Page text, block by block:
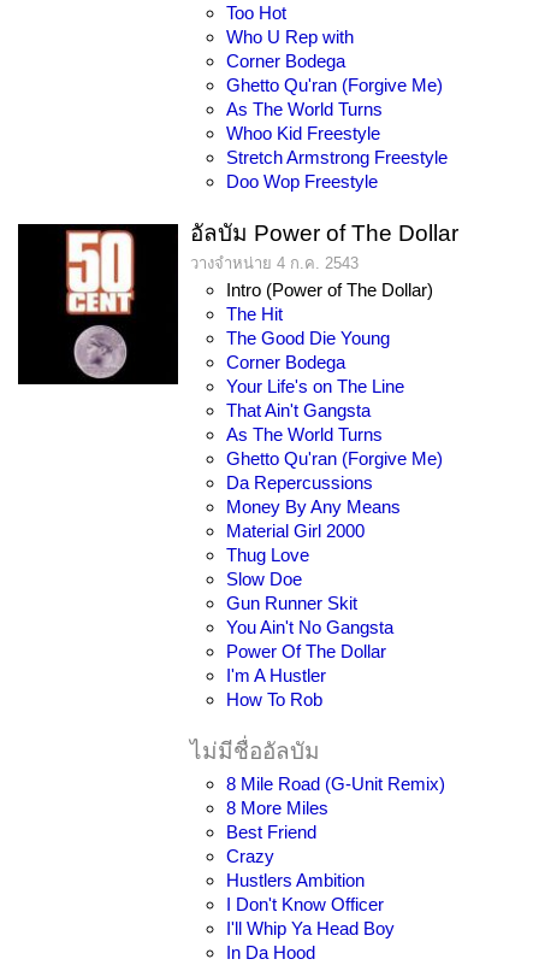
Too Hot
Who U Rep with
Corner Bodega
Ghetto Qu'ran (Forgive Me)
As The World Turns
Whoo Kid Freestyle
Stretch Armstrong Freestyle
Doo Wop Freestyle
อัลบัม Power of The Dollar
วางจำหน่าย 4 ก.ค. 2543
Intro (Power of The Dollar)
The Hit
The Good Die Young
Corner Bodega
Your Life's on The Line
That Ain't Gangsta
As The World Turns
Ghetto Qu'ran (Forgive Me)
Da Repercussions
Money By Any Means
Material Girl 2000
Thug Love
Slow Doe
Gun Runner Skit
You Ain't No Gangsta
Power Of The Dollar
I'm A Hustler
How To Rob
ไม่มีชื่ออัลบัม
8 Mile Road (G-Unit Remix)
8 More Miles
Best Friend
Crazy
Hustlers Ambition
I Don't Know Officer
I'll Whip Ya Head Boy
In Da Hood